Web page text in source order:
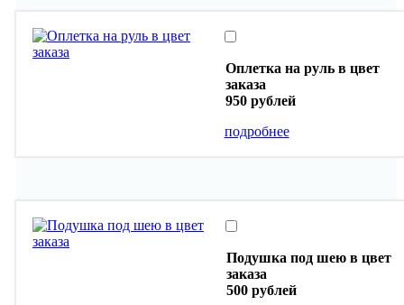
Оплетка на руль в цвет
заказа
950 рублей
подробнее
Подушка под шею в цвет
заказа
500 рублей